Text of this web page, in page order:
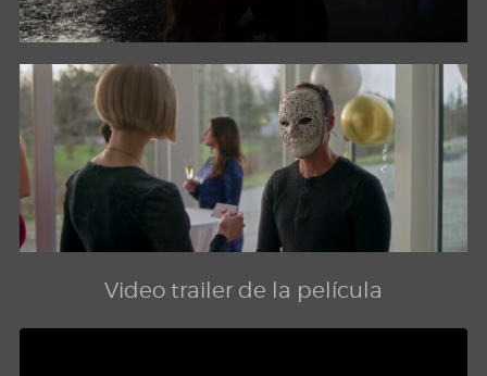
Video trailer de la película